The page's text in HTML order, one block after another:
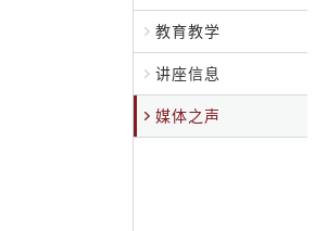
教育教学
讲座信息
媒体之声